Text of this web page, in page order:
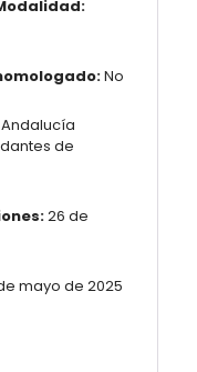
No
de
26 de
mayo de 2025